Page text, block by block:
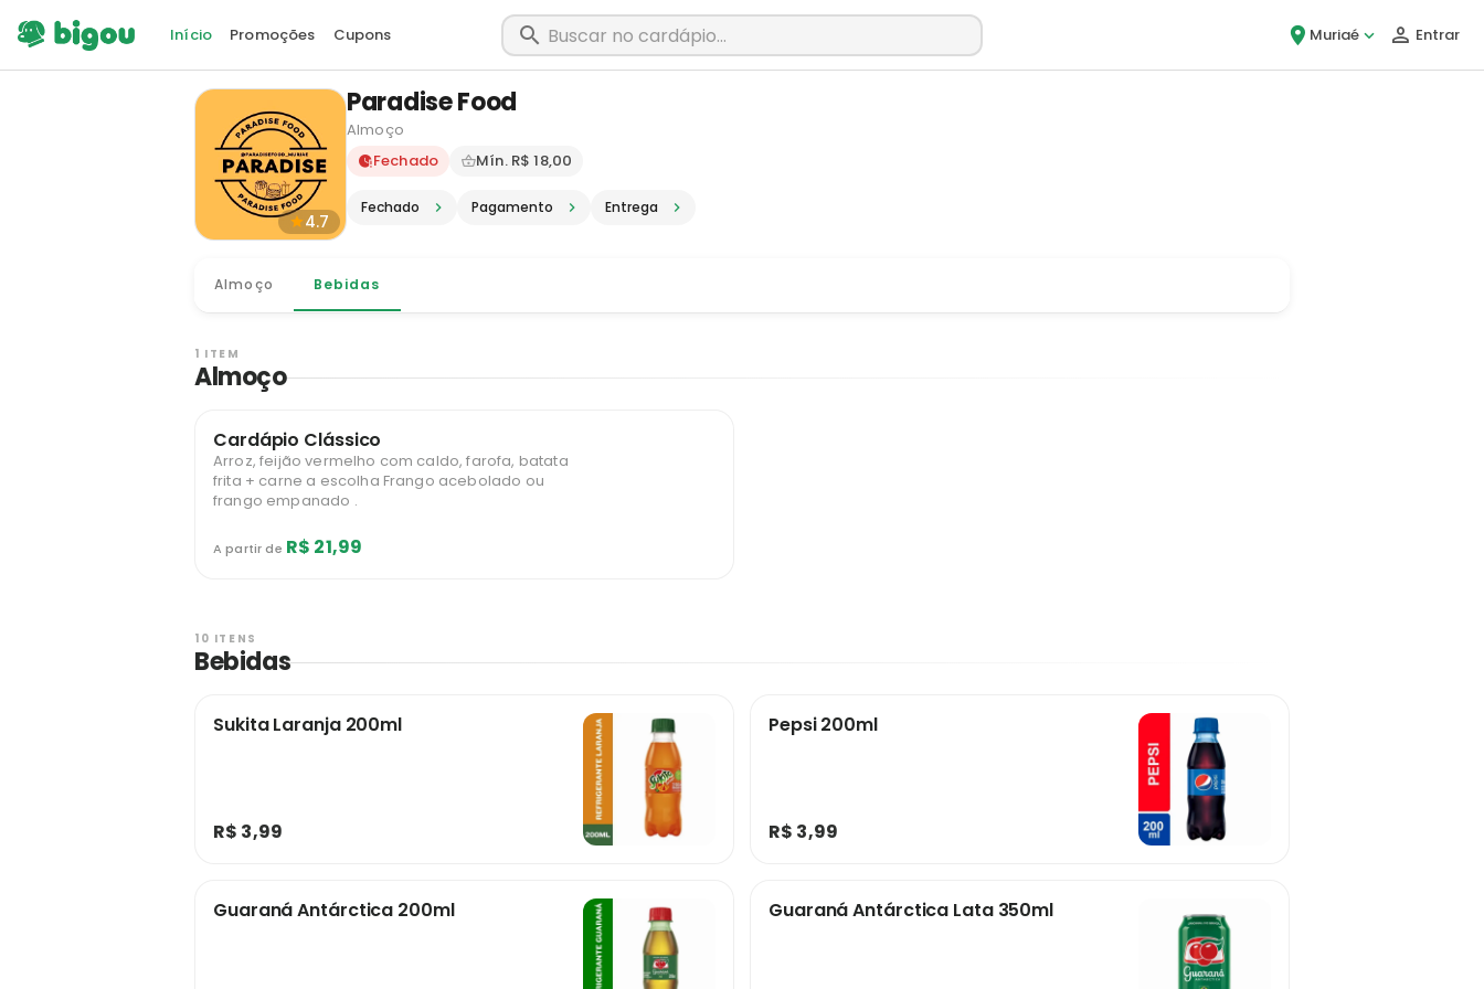
Início Promoções Cupons Muriaé Entrar
4.7
Paradise Food
Almoço
Delivery em Muriaé - MG · Pediu, chegou, é Bigou!
Fechado Mín. R$ 18,00
Fechado Pagamento Entrega
Almoço Bebidas
1 ITEM
Almoço
Cardápio Clássico
Arroz, feijão vermelho com caldo, farofa, batata
frita + carne a escolha Frango acebolado ou
frango empanado .
A partir de R$ 21,99
10 ITENS
Bebidas
Sukita Laranja 200ml
R$ 3,99
Pepsi 200ml
R$ 3,99
Guaraná Antárctica 200ml Guaraná Antárctica Lata 350ml